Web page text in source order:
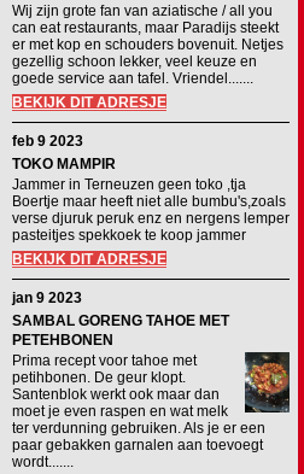
Wij zijn grote fan van aziatische / all you
can eat restaurants, maar Paradijs steekt
er met kop en schouders bovenuit. Netjes
gezellig schoon lekker, veel keuze en
goede service aan tafel. Vriendel.......
BEKIJK DIT ADRESJE
feb 9 2023
TOKO MAMPIR
Jammer in Terneuzen geen toko ,tja
Boertje maar heeft niet alle bumbu's,zoals
verse djuruk peruk enz en nergens lemper
pasteitjes spekkoek te koop jammer
BEKIJK DIT ADRESJE
jan 9 2023
SAMBAL GORENG TAHOE MET
PETEHBONEN
Prima recept voor tahoe met
petihbonen. De geur klopt.
Santenblok werkt ook maar dan
moet je even raspen en wat melk
ter verdunning gebruiken. Als je er een
paar gebakken garnalen aan toevoegt
wordt.......